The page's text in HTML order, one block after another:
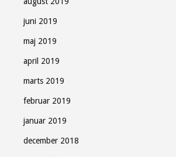
juni 2019
maj 2019
april 2019
marts 2019
februar 2019
januar 2019
december 2018